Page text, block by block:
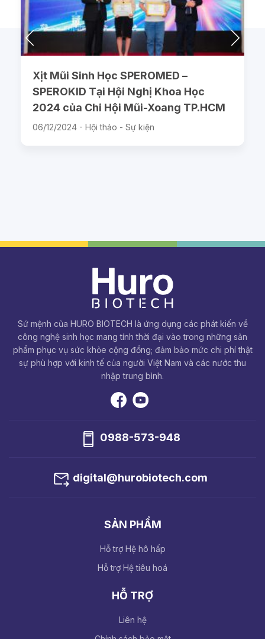
Xịt Mũi Sinh Học SPEROMED –
SPEROKID Tại Hội Nghị Khoa Học
2024 của Chi Hội Mũi-Xoang TP.HCM
06/12/2024 - Hội thảo - Sự kiện
Sứ mệnh của HURO BIOTECH là ứng dụng các phát kiến về
công nghệ sinh học mang tính thời đại vào trong những sản
phẩm phục vụ sức khỏe cộng đồng; đảm bảo mức chi phí thật
sự phù hợp với kinh tế của người Việt Nam và các nước thu
nhập trung bình.
0988-573-948
digital@hurobiotech.com
SẢN PHẨM
Hỗ trợ Hệ hô hấp
Hỗ trợ Hệ tiêu hoá
HỖ TRỢ
Liên hệ